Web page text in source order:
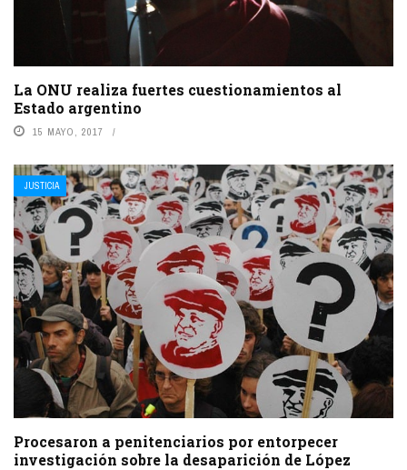
La ONU realiza fuertes cuestionamientos al
Estado argentino
15 MAYO, 2017
JUSTICIA
Procesaron a penitenciarios por entorpecer
investigación sobre la desaparición de López